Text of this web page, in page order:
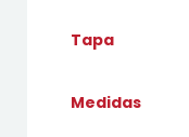
Tapa
Medidas